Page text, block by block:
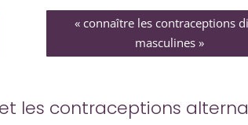
« connaître les contraceptions
masculines »
les contraceptions